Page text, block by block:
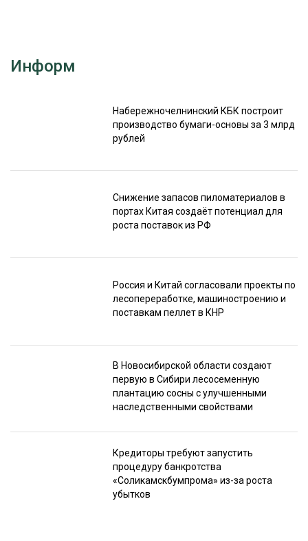
Информ
Набережночелнинский КБК построит
производство бумаги-основы за 3 млрд
рублей
Снижение запасов пиломатериалов в
портах Китая создаёт потенциал для
роста поставок из РФ
Россия и Китай согласовали проекты по
лесопереработке, машиностроению и
поставкам пеллет в КНР
В Новосибирской области создают
первую в Сибири лесосеменную
плантацию сосны с улучшенными
наследственными свойствами
Кредиторы требуют запустить
процедуру банкротства
«Соликамскбумпрома» из-за роста
убытков